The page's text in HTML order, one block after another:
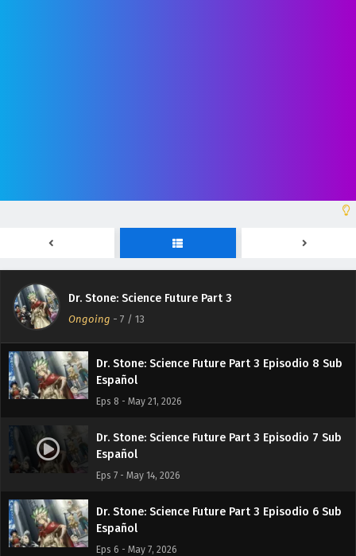
Dr. Stone: Science Future Part 3
Ongoing - 7 / 13
Dr. Stone: Science Future Part 3 Episodio 10 Sub
Español
Dr. Stone: Science Future Part 3 Episodio 9 Sub
Español
Eps 9 - May 28, 2026
Dr. Stone: Science Future Part 3 Episodio 8 Sub
Español
Eps 8 - May 21, 2026
Dr. Stone: Science Future Part 3 Episodio 7 Sub
Español
Eps 7 - May 14, 2026
Dr. Stone: Science Future Part 3 Episodio 6 Sub
Español
Eps 6 - May 7, 2026